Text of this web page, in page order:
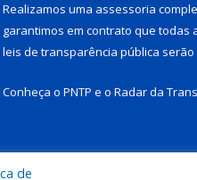
Realizamos uma assessoria
garantimos em contrato que todas
leis de transparência pública serão
Conheça o PNTP e o Radar da
de